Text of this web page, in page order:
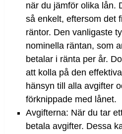
när du jämför olika lån.
så enkelt, eftersom det
räntor. Den vanligaste
nominella räntan, som
betalar i ränta per år.
att kolla på den
hänsyn till alla avgifter
förknippade med lånet.
Avgifterna: När du tar
betala avgifter. Dessa